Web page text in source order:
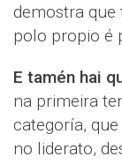
demostra que
polo propio é
E tamén hai
na primeira
categoría,
no liderato,